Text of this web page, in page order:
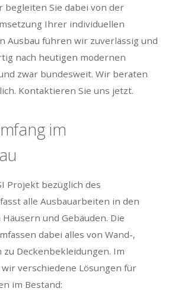
begleiten Sie dabei von der
Ihrer individuellen
Ausbau führen wir zuverlässig und
nach heutigen modernen
zwar bundesweit. Wir beraten
Kontaktieren Sie uns jetzt.
im
Projekt bezüglich des
alle Ausbauarbeiten in den
und Gebäuden. Die
dabei alles von Wand-,
Deckenbekleidungen. Im
verschiedene Lösungen für
im Bestand: